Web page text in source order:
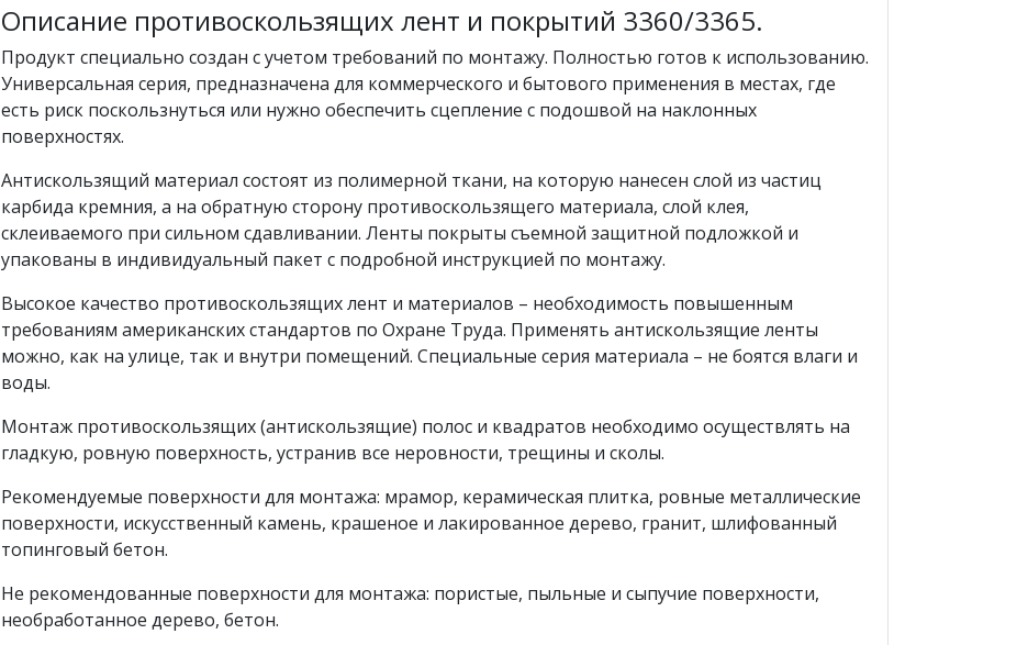
Описание противоскользящих лент и покрытий 3360/3365.
Продукт специально создан с учетом требований по монтажу. Полностью готов к использованию.
Универсальная серия, предназначена для коммерческого и бытового применения в местах, где
есть риск поскользнуться или нужно обеспечить сцепление с подошвой на наклонных
поверхностях.
Антискользящий материал состоят из полимерной ткани, на которую нанесен слой из частиц
карбида кремния, а на обратную сторону противоскользящего материала, слой клея,
склеиваемого при сильном сдавливании. Ленты покрыты съемной защитной подложкой и
упакованы в индивидуальный пакет с подробной инструкцией по монтажу.
Высокое качество противоскользящих лент и материалов – необходимость повышенным
требованиям американских стандартов по Охране Труда. Применять антискользящие ленты
можно, как на улице, так и внутри помещений. Специальные серия материала – не боятся влаги и
воды.
Монтаж противоскользящих (антискользящие) полос и квадратов необходимо осуществлять на
гладкую, ровную поверхность, устранив все неровности, трещины и сколы.
Рекомендуемые поверхности для монтажа: мрамор, керамическая плитка, ровные металлические
поверхности, искусственный камень, крашеное и лакированное дерево, гранит, шлифованный
топинговый бетон.
Не рекомендованные поверхности для монтажа: пористые, пыльные и сыпучие поверхности,
необработанное дерево, бетон.